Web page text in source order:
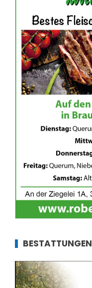
BESTATTUNGEN